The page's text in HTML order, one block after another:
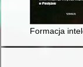
Formacja